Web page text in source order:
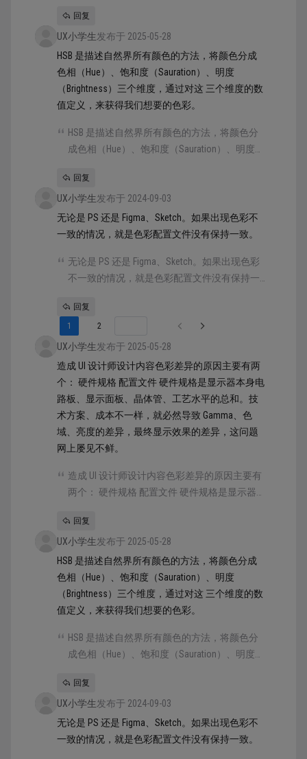
总和。技术方案、成本不一样，就必然导致
Gamma、色域、亮度的差异，最终显示效果的
差异，这问题网上屡见不鲜。
回复
UX小学生发布于 2025-05-28
HSB 是描述自然界所有颜色的方法，将颜色分成
色相（Hue）、饱和度（Sauration）、明度
（Brightness）三个维度，通过对这 三个维度的数
值定义，来获得我们想要的色彩。
HSB 是描述自然界所有颜色的方法，将颜色分
成色相（Hue）、饱和度（Sauration）、明度
数值定义，来获得我们想要的色彩。
回复
UX小学生发布于 2024-09-03
无论是 PS 还是 Figma、Sketch。如果出现色彩不
一致的情况，就是色彩配置文件没有保持一致。
无论是 PS 还是 Figma、Sketch。如果出现色彩
不一致的情况，就是色彩配置文件没有保持一
回复
1
2
UX小学生发布于 2025-05-28
造成 UI 设计师设计内容色彩差异的原因主要有两
个： 硬件规格 配置文件 硬件规格是显示器本身电
路板、显示面板、晶体管、工艺水平的总和。技
术方案、成本不一样，就必然导致 Gamma、色
域、亮度的差异，最终显示效果的差异，这问题
网上屡见不鲜。
造成 UI 设计师设计内容色彩差异的原因主要有
两个： 硬件规格 配置文件 硬件规格是显示器
总和。技术方案、成本不一样，就必然导致
Gamma、色域、亮度的差异，最终显示效果的
差异，这问题网上屡见不鲜。
回复
UX小学生发布于 2025-05-28
HSB 是描述自然界所有颜色的方法，将颜色分成
色相（Hue）、饱和度（Sauration）、明度
（Brightness）三个维度，通过对这 三个维度的数
值定义，来获得我们想要的色彩。
HSB 是描述自然界所有颜色的方法，将颜色分
成色相（Hue）、饱和度（Sauration）、明度
数值定义，来获得我们想要的色彩。
回复
UX小学生发布于 2024-09-03
无论是 PS 还是 Figma、Sketch。如果出现色彩不
一致的情况，就是色彩配置文件没有保持一致。